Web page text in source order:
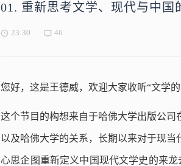
01. 重新思考文学、现代与中国
23:30 46
您好，这是王德威，欢迎大家收听“文学的
这个节目的构想来自于哈佛大学出版公司
以及哈佛大学的关系，长期以来对于现
心思企图重新定义中国现代文学史的来